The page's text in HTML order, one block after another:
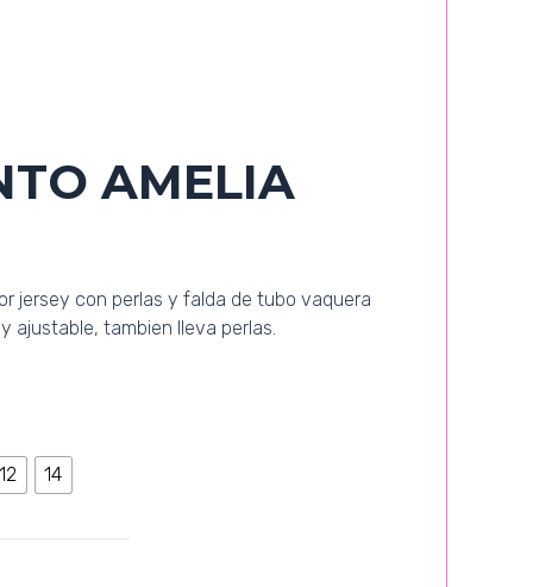
AMELIA
jersey con perlas y falda de tubo vaquera
ajustable, tambien lleva perlas.
12 14